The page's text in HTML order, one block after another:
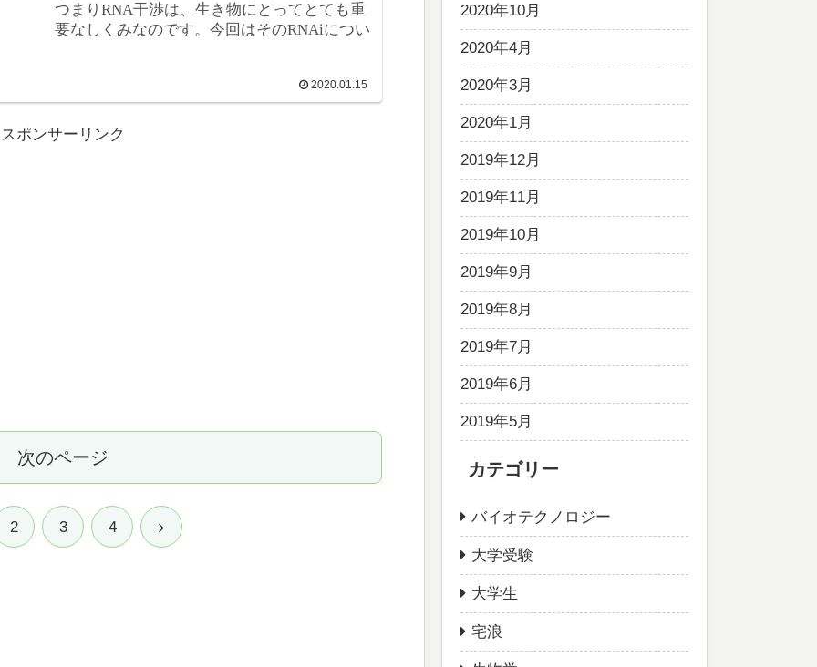
つまりRNA干渉は、生き物にとってとても重
要なしくみなのです。今回はそのRNAiについ
2020.01.15
スポンサーリンク
次のページ
2 3 4
2020年10月
2020年4月
2020年3月
2020年1月
2019年12月
2019年11月
2019年10月
2019年9月
2019年8月
2019年7月
2019年6月
2019年5月
カテゴリー
バイオテクノロジー
大学受験
大学生
宅浪